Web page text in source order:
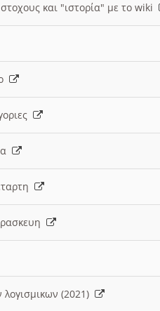
και "ιστορία" με το wiki
λογισμικων (2021)